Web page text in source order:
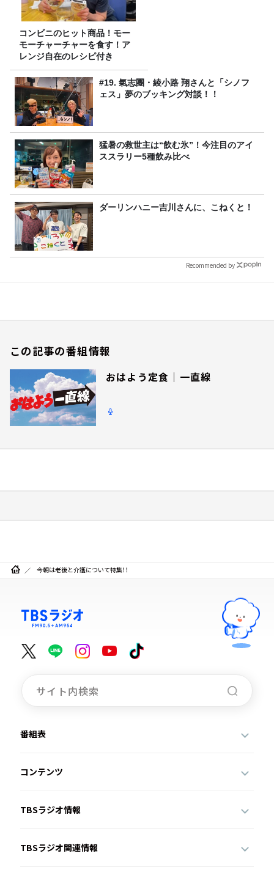
コンビニのヒット商品！モー
モーチャーチャーを食す！ア
レンジ自在のレシピ付き
#19. 氣志團・綾小路 翔さんと「シノフ
ェス」夢のブッキング対談！！
猛暑の救世主は“飲む氷”！今注目のアイ
ススラリー5種飲み比べ
ダーリンハニー吉川さんに、こねくと！
Recommended by
この記事の番組情報
おはよう定食｜一直線
今朝は老後と介護について特集！！
番組表
コンテンツ
TBSラジオ情報
TBSラジオ関連情報